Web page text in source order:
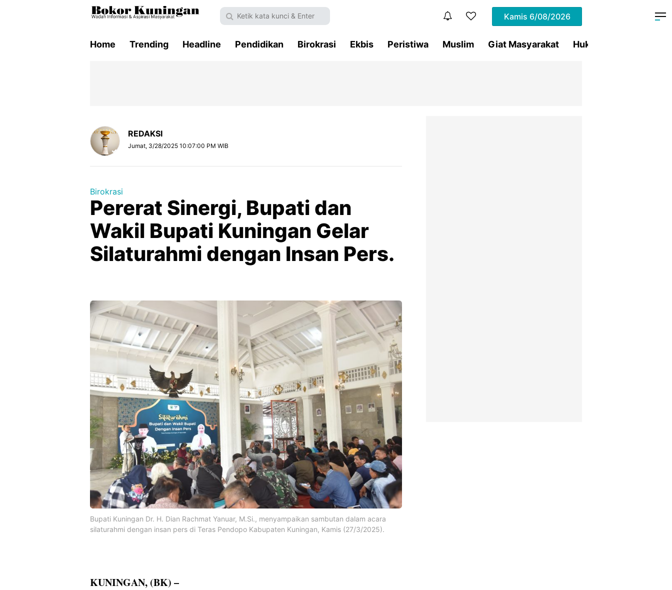
Kamis 6/08/2026
Home Trending Headline Pendidikan Birokrasi Ekbis Peristiwa Muslim Giat Masyarakat Hukum
REDAKSI
Jumat, 3/28/2025 10:07:00 PM WIB
Birokrasi
Pererat Sinergi, Bupati dan
Wakil Bupati Kuningan Gelar
Silaturahmi dengan Insan Pers.
Bupati Kuningan Dr. H. Dian Rachmat Yanuar, M.Si., menyampaikan sambutan dalam acara
silaturahmi dengan insan pers di Teras Pendopo Kabupaten Kuningan, Kamis (27/3/2025).
KUNINGAN, (BK) –